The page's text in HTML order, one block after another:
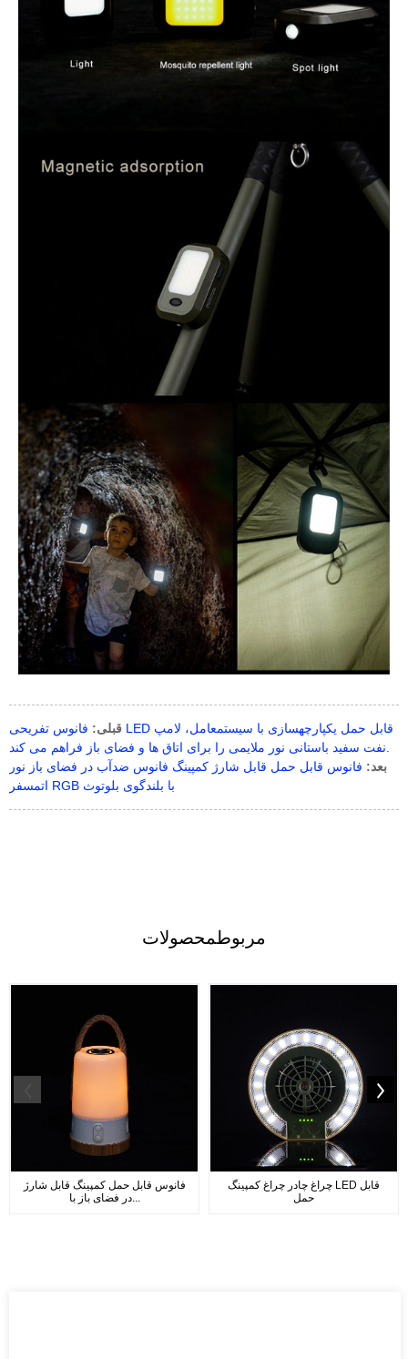
قبلی: فانوس تفریحی LED قابل حمل یکپارچهسازی با سیستمعامل، لامپ
بعد: فانوس قابل حمل قابل شارژ کمپینگ فانوس ضدآب در فضای باز نور
اتمسفر RGB با بلندگوی بلوتوث
مربوطمحصولات
فانوس قابل حمل کمپینگ قابل شارژ
در فضای باز با...
چراغ چادر چراغ کمپینگ LED قابل
حمل